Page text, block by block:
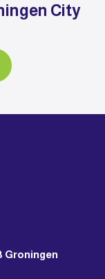
City
Groningen